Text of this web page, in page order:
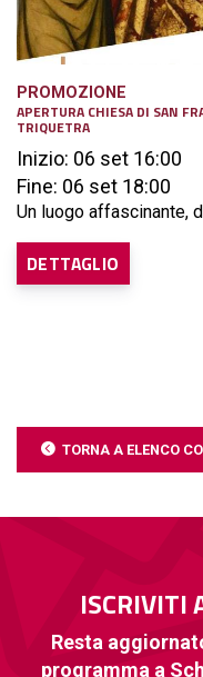
PROMOZIONE
APERTURA CHIESA DI SAN
TRIQUETRA
Inizio: 06 set 16:00
Fine: 06 set 18:00
Un luogo affascinante,
DETTAGLIO
TORNA A ELENCO
ISCRIVITI
Resta
programma a